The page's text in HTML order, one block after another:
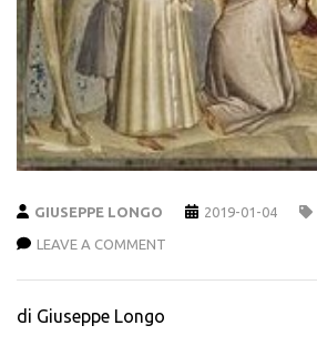
GIUSEPPE LONGO 2019-01-04
LEAVE A COMMENT
di Giuseppe Longo